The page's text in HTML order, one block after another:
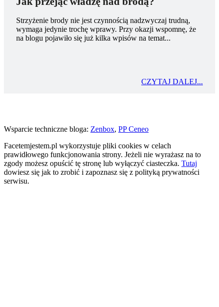
Strzyżenie brody nie jest czynnością nadzwyczaj trudną,
wymaga jedynie trochę wprawy. Przy okazji wspomnę, że
na blogu pojawiło się już kilka wpisów na temat...
CZYTAJ DALEJ...
Wsparcie techniczne bloga: Zenbox, PP Ceneo
Facetemjestem.pl wykorzystuje pliki cookies w celach
prawidłowego funkcjonowania strony. Jeżeli nie wyrażasz na to
zgody możesz opuścić tę stronę lub wyłączyć ciasteczka. Tutaj
dowiesz się jak to zrobić i zapoznasz się z polityką prywatności
serwisu.